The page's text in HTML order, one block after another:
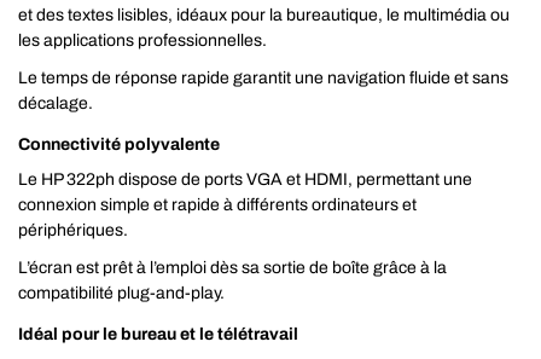
et des textes lisibles, idéaux pour la bureautique, le multimédia ou
les applications professionnelles.
Le temps de réponse rapide garantit une navigation fluide et sans
décalage.
Connectivité polyvalente
Le HP 322ph dispose de ports VGA et HDMI, permettant une
connexion simple et rapide à différents ordinateurs et
périphériques.
L’écran est prêt à l’emploi dès sa sortie de boîte grâce à la
compatibilité plug-and-play.
Idéal pour le bureau et le télétravail